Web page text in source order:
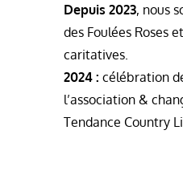
Depuis 2023, nous
des Foulées Roses
caritatives.
2024 : célébration
l’association &
Tendance Country